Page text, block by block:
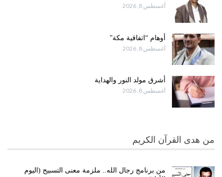
أغسطس 8, 2026
أوهام “اتفاقية مكة”
أغسطس 8, 2026
أشرق مولد النور والهداية
أغسطس 8, 2026
من هدى القرآن الكريم
من برنامج رجال الله.. ملزمة معنى التسبيح (اليوم